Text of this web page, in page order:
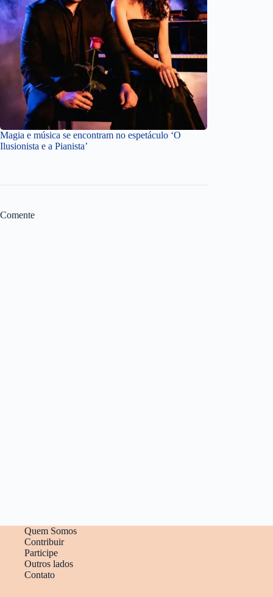
Magia e música se encontram no espetáculo ‘O
Ilusionista e a Pianista’
Comente
Quem Somos
Contribuir
Participe
Outros lados
Contato